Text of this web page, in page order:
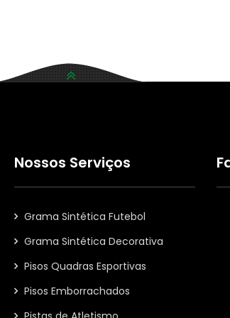
Nossos Serviços
Grama Sintética Futebol
Grama Sintética Decorativa
Pisos Quadras Esportivas
Pisos Emborrachados